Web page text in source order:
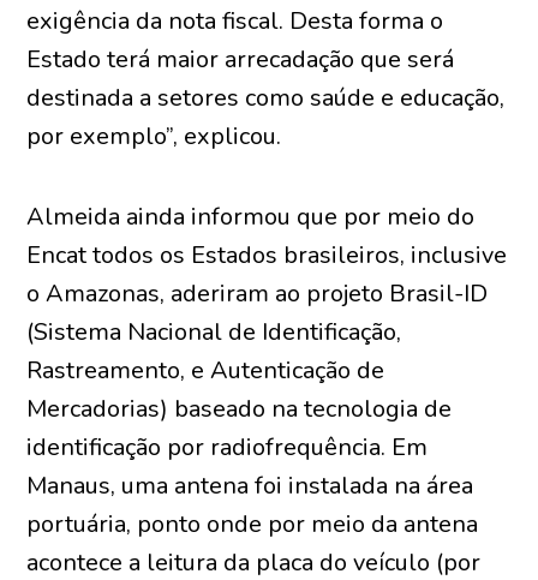
exigência da nota fiscal. Desta forma o
Estado terá maior arrecadação que será
destinada a setores como saúde e educação,
por exemplo”, explicou.
Almeida ainda informou que por meio do
Encat todos os Estados brasileiros, inclusive
o Amazonas, aderiram ao projeto Brasil-ID
(Sistema Nacional de Identificação,
Rastreamento, e Autenticação de
Mercadorias) baseado na tecnologia de
identificação por radiofrequência. Em
Manaus, uma antena foi instalada na área
portuária, ponto onde por meio da antena
acontece a leitura da placa do veículo (por